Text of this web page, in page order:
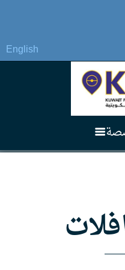
English
3